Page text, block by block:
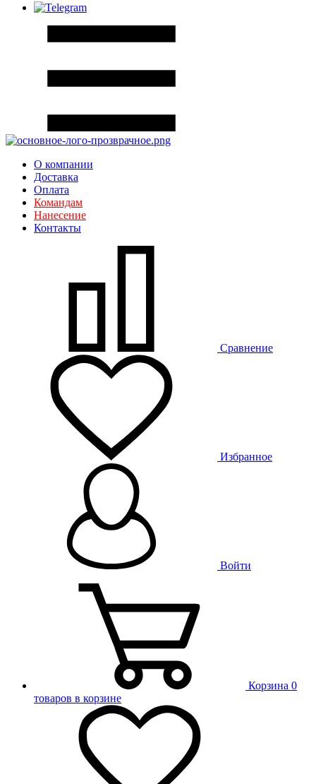
О компании
Доставка
Оплата
Командам
Нанесение
Контакты
Сравнение
Избранное
Войти
Корзина 0
товаров в корзине